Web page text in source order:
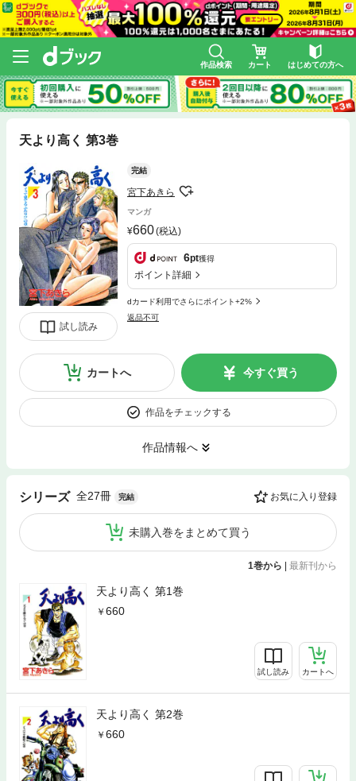
作品検索 カート はじめての方へ
天より高く 第3巻
試し読み
完結
宮下あきら
マンガ
660(税込)
6pt獲得
ポイント詳細
dカード利用でさらにポイント+2%
返品不可
カートへ 今すぐ買う
作品をチェックする
作品情報へ
シリーズ 全27冊 完結 お気に入り登録
未購入巻をまとめて買う
1巻から | 最新刊から
天より高く 第1巻
660
試し読み カートへ
天より高く 第2巻
660